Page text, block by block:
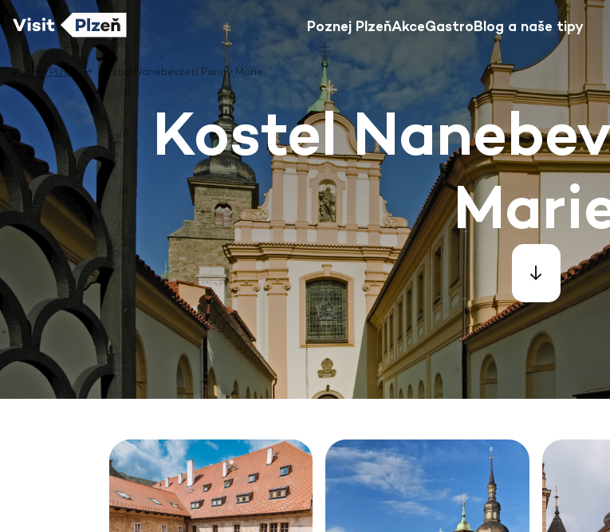
Poznej PlzeňAkceGastroBlog a naše tipy
Poznej Plzeň Kostel Nanebevzetí Panny Marie
Kostel